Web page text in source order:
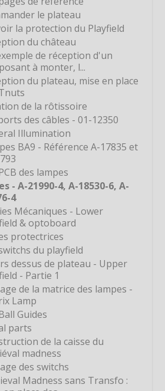
le plateau
la protection du Playfield
du château
de réception d'un
à monter, l...
du plateau, mise en place
de la rôtissoire
des câbles - 01-12350
Illumination
BA9 - Référence A-17835 et
des lampes
- A-21990-4, A-18530-6, A-
4
Mécaniques - Lower
& optoboard
protectrices
du playfield
dessus de plateau - Upper
- Partie 1
de la matrice des lampes -
Lamp
Guides
parts
de la caisse du
madness
des switchs
Madness sans Transfo :